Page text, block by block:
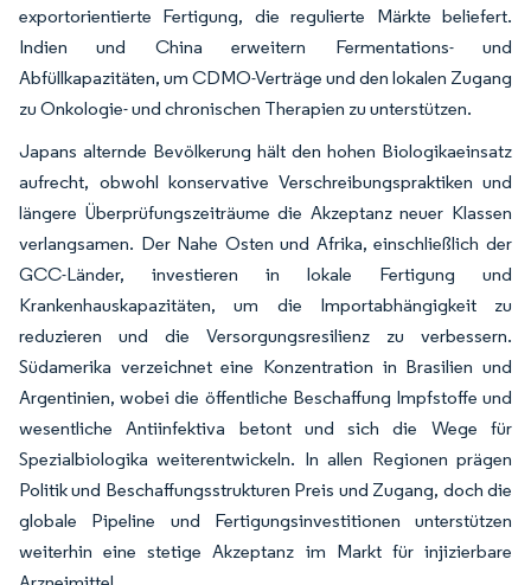
exportorientierte Fertigung, die regulierte Märkte beliefert.
Indien und China erweitern Fermentations- und
Abfüllkapazitäten, um CDMO-Verträge und den lokalen Zugang
zu Onkologie- und chronischen Therapien zu unterstützen.
Japans alternde Bevölkerung hält den hohen Biologikaeinsatz
aufrecht, obwohl konservative Verschreibungspraktiken und
längere Überprüfungszeiträume die Akzeptanz neuer Klassen
verlangsamen. Der Nahe Osten und Afrika, einschließlich der
GCC-Länder, investieren in lokale Fertigung und
Krankenhauskapazitäten, um die Importabhängigkeit zu
reduzieren und die Versorgungsresilienz zu verbessern.
Südamerika verzeichnet eine Konzentration in Brasilien und
Argentinien, wobei die öffentliche Beschaffung Impfstoffe und
wesentliche Antiinfektiva betont und sich die Wege für
Spezialbiologika weiterentwickeln. In allen Regionen prägen
Politik und Beschaffungsstrukturen Preis und Zugang, doch die
globale Pipeline und Fertigungsinvestitionen unterstützen
weiterhin eine stetige Akzeptanz im Markt für injizierbare